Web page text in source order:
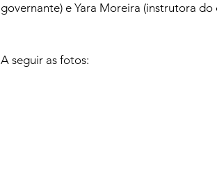
governante) e Yara Moreira (instrutora do
A seguir as fotos: